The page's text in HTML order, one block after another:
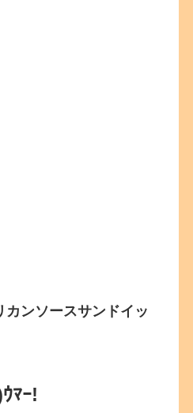
カンソースサンドイッ
ﾏｰ!